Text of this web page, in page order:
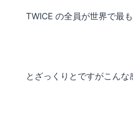
TWICE の全員が世界で最
とざっくりとですがこんな